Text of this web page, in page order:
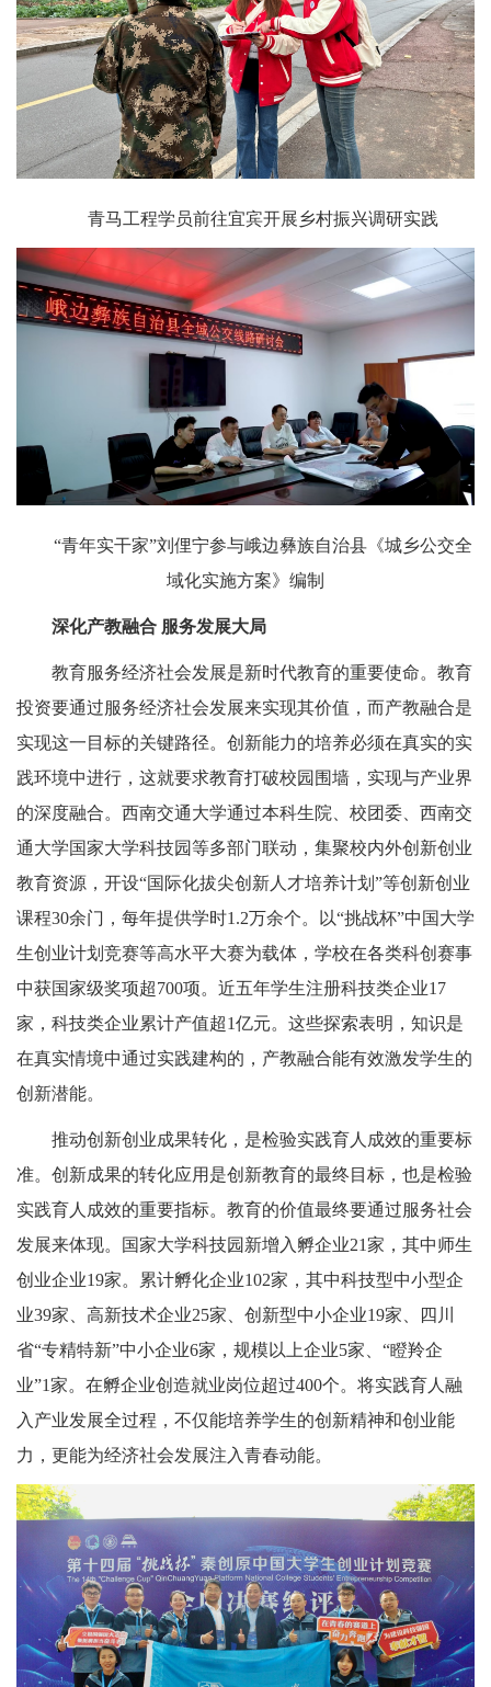
青马工程学员前往宜宾开展乡村振兴调研实践
“青年实干家”刘俚宁参与峨边彝族自治县《城乡公交全
域化实施方案》编制
深化产教融合 服务发展大局
教育服务经济社会发展是新时代教育的重要使命。教育
投资要通过服务经济社会发展来实现其价值，而产教融合是
实现这一目标的关键路径。创新能力的培养必须在真实的实
践环境中进行，这就要求教育打破校园围墙，实现与产业界
的深度融合。西南交通大学通过本科生院、校团委、西南交
通大学国家大学科技园等多部门联动，集聚校内外创新创业
教育资源，开设“国际化拔尖创新人才培养计划”等创新创业
课程30余门，每年提供学时1.2万余个。以“挑战杯”中国大学
生创业计划竞赛等高水平大赛为载体，学校在各类科创赛事
中获国家级奖项超700项。近五年学生注册科技类企业17
家，科技类企业累计产值超1亿元。这些探索表明，知识是
在真实情境中通过实践建构的，产教融合能有效激发学生的
创新潜能。
推动创新创业成果转化，是检验实践育人成效的重要标
准。创新成果的转化应用是创新教育的最终目标，也是检验
实践育人成效的重要指标。教育的价值最终要通过服务社会
发展来体现。国家大学科技园新增入孵企业21家，其中师生
创业企业19家。累计孵化企业102家，其中科技型中小型企
业39家、高新技术企业25家、创新型中小企业19家、四川
省“专精特新”中小企业6家，规模以上企业5家、“瞪羚企
业”1家。在孵企业创造就业岗位超过400个。将实践育人融
入产业发展全过程，不仅能培养学生的创新精神和创业能
力，更能为经济社会发展注入青春动能。